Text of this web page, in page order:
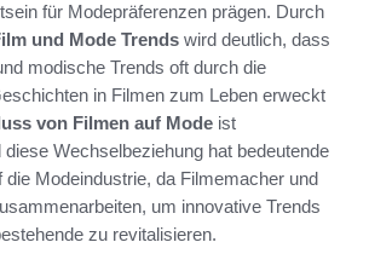
für Modepräferenzen prägen. Durch
und Mode Trends wird deutlich, dass
modische Trends oft durch die
in Filmen zum Leben erweckt
von Filmen auf Mode ist
diese Wechselbeziehung hat bedeutende
die Modeindustrie, da Filmemacher und
um innovative Trends
zu revitalisieren.